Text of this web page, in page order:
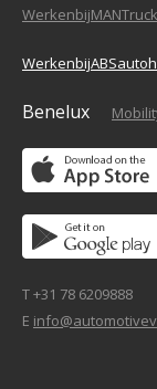
Benelux
T +31 78 6209888
E